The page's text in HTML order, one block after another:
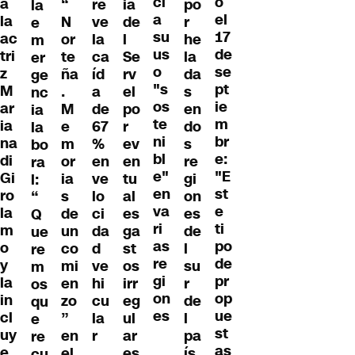
a
la
ac
tri
z
M
ar
ia
na
di
Gi
ro
la
m
o
y
la
in
cl
uy
la
e
m
er
ge
nc
ia
la
bo
ra
l:
“
Q
ue
re
m
os
qu
e
re
“
N
or
te
ña
.
M
e
m
or
ia
s
de
un
co
mi
en
zo
”
en
re
ve
la
ca
íd
a
de
67
%
en
ve
lo
ci
da
d
ve
hi
cu
la
r
ia
de
l
Se
rv
el
po
r
ev
en
tu
al
es
ga
st
os
irr
eg
ul
ar
a
su
us
o
"s
os
te
ni
bl
e"
en
va
ri
as
re
gi
on
es
po
r
he
la
da
s
en
do
s
re
gi
on
es
de
l
su
r
de
l
pa
el
17
de
se
pt
ie
m
br
e:
"E
st
e
ti
po
de
pr
op
ue
st